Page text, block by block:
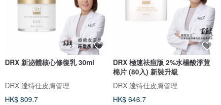
DRX 新泌體核心修復乳 30ml
DRX 達特仕皮膚管理
HK$ 809.7
DRX 極速祛痘版 2%水楊酸淨荳
棉片 (80入) 新裝升級
DRX 達特仕皮膚管理
HK$ 646.7